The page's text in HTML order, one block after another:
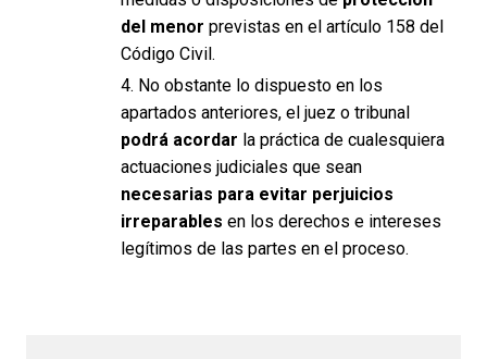
del menor previstas en el artículo 158 del
Código Civil.
4. No obstante lo dispuesto en los
apartados anteriores, el juez o tribunal
podrá acordar la práctica de cualesquiera
actuaciones judiciales que sean
necesarias para evitar perjuicios
irreparables en los derechos e intereses
legítimos de las partes en el proceso.